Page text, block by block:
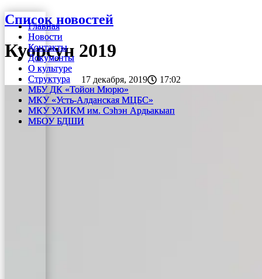
Перейти
к
содержимому
Главная
Новости
Контакты
Документы
О культуре
Структура
МБУ ДК «Тойон Мюрю»
МКУ «Усть-Алданская МЦБС»
МКУ УАИКМ им. Сэһэн Ардьакыап
МБОУ БДШИ
Главная
Новости
Контакты
Документы
О культуре
Структура
МБУ ДК «Тойон Мюрю»
МКУ «Усть-Алданская МЦБС»
МКУ УАИКМ им. Сэһэн Ардьакыап
МБОУ БДШИ
Список новостей
Куорсун 2019
17 декабря, 2019 17:02